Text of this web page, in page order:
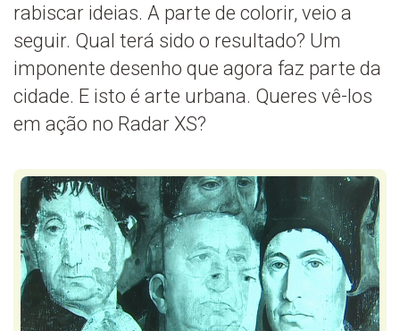
rabiscar ideias. A parte de colorir, veio a
seguir. Qual terá sido o resultado? Um
imponente desenho que agora faz parte da
cidade. E isto é arte urbana. Queres vê-los
em ação no Radar XS?